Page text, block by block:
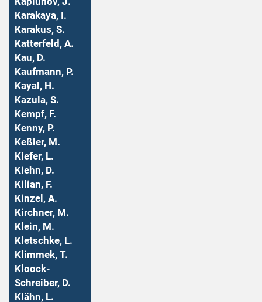
Karakaya, I.
Karakus, S.
Katterfeld, A.
Kau, D.
Kaufmann, P.
Kayal, H.
Kazula, S.
Kempf, F.
Kenny, P.
Keßler, M.
Kiefer, L.
Kiehn, D.
Kilian, F.
Kinzel, A.
Kirchner, M.
Klein, M.
Kletschke, L.
Klimmek, T.
Kloock-
Schreiber, D.
Klähn, L.